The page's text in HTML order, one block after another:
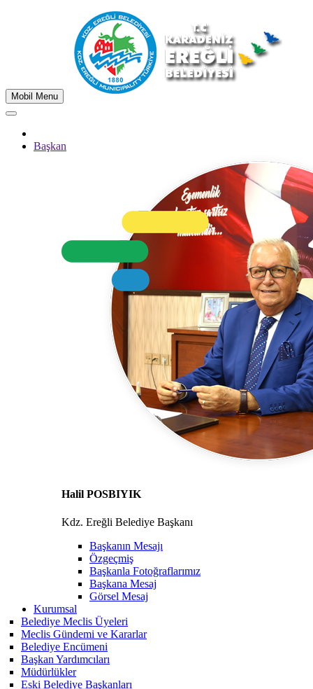
Mobil Menu
Başkan
Halil POSBIYIK
Kdz. Ereğli Belediye Başkanı
Başkanın Mesajı
Özgeçmiş
Başkanla Fotoğraflarımız
Başkana Mesaj
Görsel Mesaj
Kurumsal
Belediye Meclis Üyeleri
Meclis Gündemi ve Kararlar
Belediye Encümeni
Başkan Yardımcıları
Müdürlükler
Eski Belediye Başkanları